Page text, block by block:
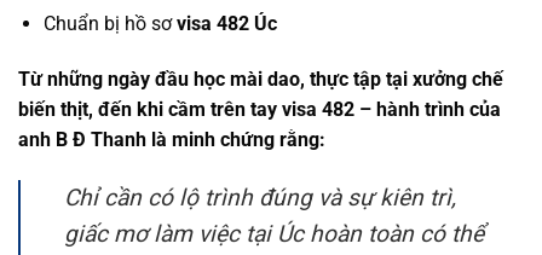
Chuẩn bị hồ sơvisa 482 Úc
Từ những ngày đầu học mài dao, thực tập tại xưởng chế
biến thịt, đến khi cầm trên tay visa 482 – hành trình của
anh B Đ Thanh là minh chứng rằng:
Chỉ cần có lộ trình đúng và sự kiên trì,
giấc mơ làm việc tại Úc hoàn toàn có thể